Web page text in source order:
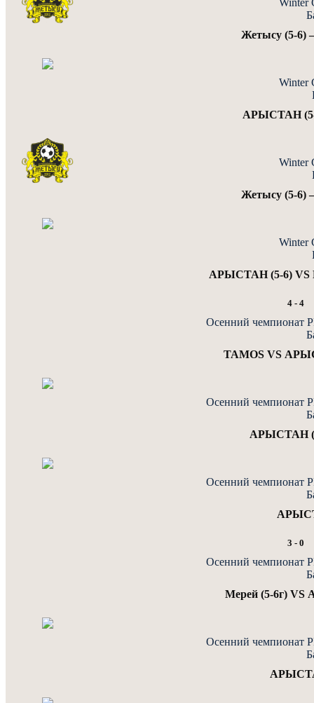
Жетысу (5-
Winter
АРЫСТАН (5-
Winter
Жетысу (5-
Winter
АРЫСТАН (5-6) VS
4 - 4
Осенний чемпионат
TAMOS VS
Осенний чемпионат
АРЫСТАН
Осенний чемпионат
3 - 0
Осенний чемпионат
Мерей (5-6г)
Осенний чемпионат